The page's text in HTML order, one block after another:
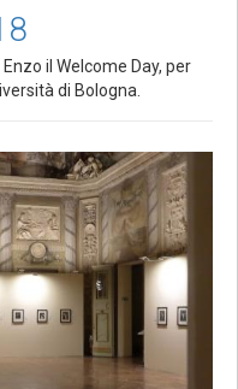
il Welcome Day, per
di Bologna.